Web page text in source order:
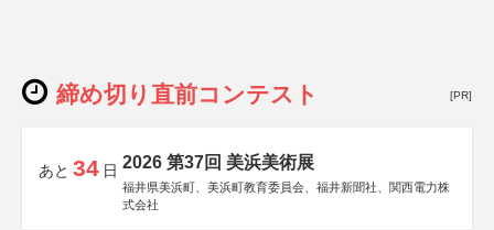
締め切り直前コンテスト [PR]
あと 34 日 2026 第37回 美浜美術展
福井県美浜町、美浜町教育委員会、福井新聞社、関西電力株
式会社